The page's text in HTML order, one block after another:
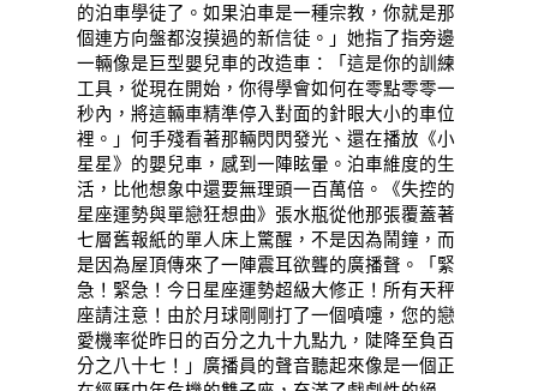
的泊車學徒了。如果泊車是一種宗教，你就是那
個連方向盤都沒摸過的新信徒。」她指了指旁邊
一輛像是巨型嬰兒車的改造車：「這是你的訓練
工具，從現在開始，你得學會如何在零點零零一
秒內，將這輛車精準停入對面的針眼大小的車位
裡。」何手殘看著那輛閃閃發光、還在播放《小
星星》的嬰兒車，感到一陣眩暈。泊車維度的生
活，比他想象中還要無理頭一百萬倍。《失控的
星座運勢與單戀狂想曲》張水瓶從他那張覆蓋著
七層舊報紙的單人床上驚醒，不是因為鬧鐘，而
是因為屋頂傳來了一陣震耳欲聾的廣播聲。「緊
急！緊急！今日星座運勢超級大修正！所有天秤
座請注意！由於月球剛剛打了一個噴嚏，您的戀
愛機率從昨日的百分之九十九點九，陡降至負百
分之八十七！」廣播員的聲音聽起來像是一個正